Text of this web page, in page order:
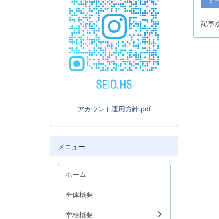
記事
アカウント運用方針.pdf
メニュー
ホーム
全体概要
学校概要